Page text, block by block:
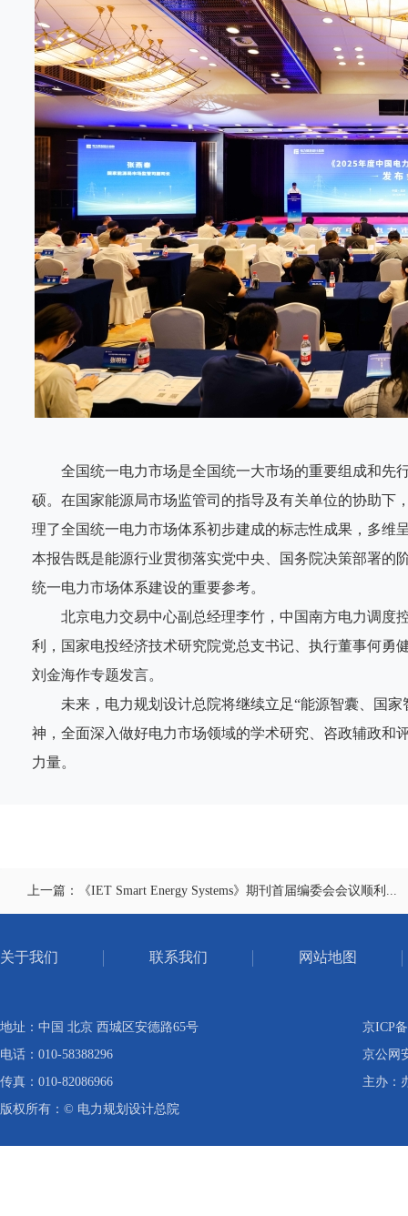
全国统一电力市场是全国统一大市场的重要组成和先
硕。在国家能源局市场监管司的指导及有关单位的协助下
理了全国统一电力市场体系初步建成的标志性成果，多维
本报告既是能源行业贯彻落实党中央、国务院决策部署的
统一电力市场体系建设的重要参考。
北京电力交易中心副总经理李竹，中国南方电力调度
利，国家电投经济技术研究院党总支书记、执行董事何勇
刘金海作专题发言。
未来，电力规划设计总院将继续立足“能源智囊、国家
神，全面深入做好电力市场领域的学术研究、咨政辅政和
力量。
上一篇：《IET Smart Energy Systems》期刊首届编委会会议顺利...
关于我们 联系我们 网站地图
地址：中国 北京 西城区安德路65号
电话：010-58388296
传真：010-82086966
版权所有：© 电力规划设计总院
京ICP
京公网
主办：